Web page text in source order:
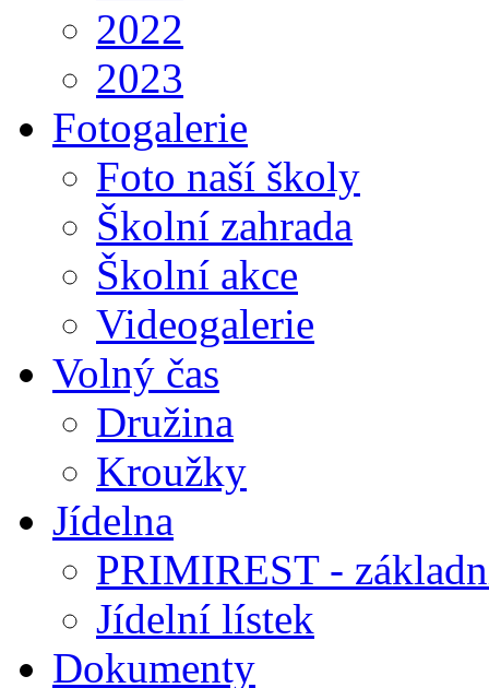
2022
2023
Fotogalerie
Foto naší školy
Školní zahrada
Školní akce
Videogalerie
Volný čas
Družina
Kroužky
Jídelna
PRIMIREST -
Jídelní lístek
Dokumenty